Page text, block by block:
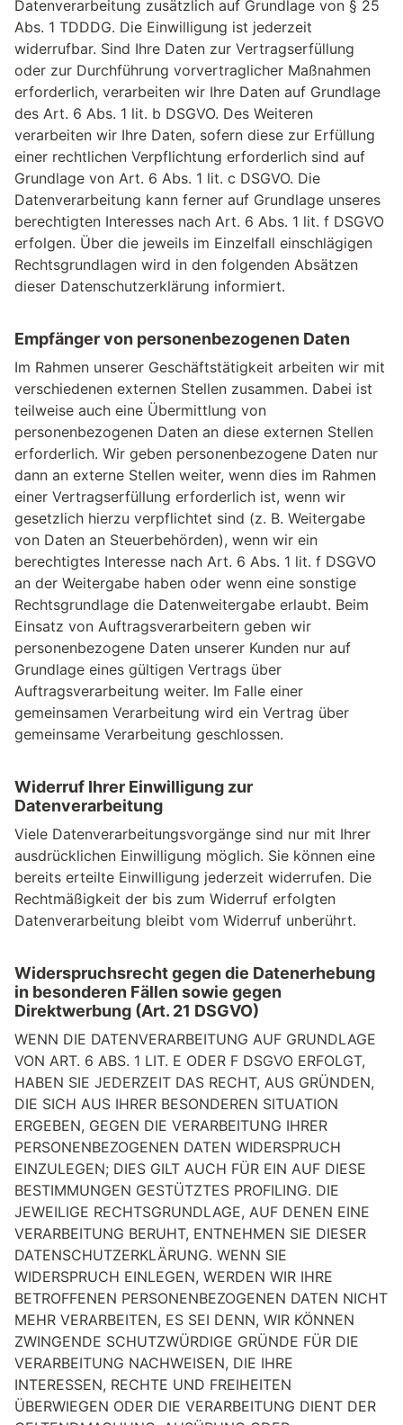
Datenverarbeitung zusätzlich auf Grundlage von § 25
Abs. 1 TDDDG. Die Einwilligung ist jederzeit
widerrufbar. Sind Ihre Daten zur Vertragserfüllung
oder zur Durchführung vorvertraglicher Maßnahmen
erforderlich, verarbeiten wir Ihre Daten auf Grundlage
des Art. 6 Abs. 1 lit. b DSGVO. Des Weiteren
verarbeiten wir Ihre Daten, sofern diese zur Erfüllung
einer rechtlichen Verpflichtung erforderlich sind auf
Grundlage von Art. 6 Abs. 1 lit. c DSGVO. Die
Datenverarbeitung kann ferner auf Grundlage unseres
berechtigten Interesses nach Art. 6 Abs. 1 lit. f DSGVO
erfolgen. Über die jeweils im Einzelfall einschlägigen
Rechtsgrundlagen wird in den folgenden Absätzen
dieser Datenschutzerklärung informiert.
Empfänger von personenbezogenen Daten
Im Rahmen unserer Geschäftstätigkeit arbeiten wir mit
verschiedenen externen Stellen zusammen. Dabei ist
teilweise auch eine Übermittlung von
personenbezogenen Daten an diese externen Stellen
erforderlich. Wir geben personenbezogene Daten nur
dann an externe Stellen weiter, wenn dies im Rahmen
einer Vertragserfüllung erforderlich ist, wenn wir
gesetzlich hierzu verpflichtet sind (z. B. Weitergabe
von Daten an Steuerbehörden), wenn wir ein
berechtigtes Interesse nach Art. 6 Abs. 1 lit. f DSGVO
an der Weitergabe haben oder wenn eine sonstige
Rechtsgrundlage die Datenweitergabe erlaubt. Beim
Einsatz von Auftragsverarbeitern geben wir
personenbezogene Daten unserer Kunden nur auf
Grundlage eines gültigen Vertrags über
Auftragsverarbeitung weiter. Im Falle einer
gemeinsamen Verarbeitung wird ein Vertrag über
gemeinsame Verarbeitung geschlossen.
Widerruf Ihrer Einwilligung zur
Datenverarbeitung
Viele Datenverarbeitungsvorgänge sind nur mit Ihrer
ausdrücklichen Einwilligung möglich. Sie können eine
bereits erteilte Einwilligung jederzeit widerrufen. Die
Rechtmäßigkeit der bis zum Widerruf erfolgten
Datenverarbeitung bleibt vom Widerruf unberührt.
Widerspruchsrecht gegen die Datenerhebung
in besonderen Fällen sowie gegen
Direktwerbung (Art. 21 DSGVO)
WENN DIE DATENVERARBEITUNG AUF GRUNDLAGE
VON ART. 6 ABS. 1 LIT. E ODER F DSGVO ERFOLGT,
HABEN SIE JEDERZEIT DAS RECHT, AUS GRÜNDEN,
DIE SICH AUS IHRER BESONDEREN SITUATION
ERGEBEN, GEGEN DIE VERARBEITUNG IHRER
PERSONENBEZOGENEN DATEN WIDERSPRUCH
EINZULEGEN; DIES GILT AUCH FÜR EIN AUF DIESE
BESTIMMUNGEN GESTÜTZTES PROFILING. DIE
JEWEILIGE RECHTSGRUNDLAGE, AUF DENEN EINE
VERARBEITUNG BERUHT, ENTNEHMEN SIE DIESER
DATENSCHUTZERKLÄRUNG. WENN SIE
WIDERSPRUCH EINLEGEN, WERDEN WIR IHRE
BETROFFENEN PERSONENBEZOGENEN DATEN NICHT
MEHR VERARBEITEN, ES SEI DENN, WIR KÖNNEN
ZWINGENDE SCHUTZWÜRDIGE GRÜNDE FÜR DIE
VERARBEITUNG NACHWEISEN, DIE IHRE
INTERESSEN, RECHTE UND FREIHEITEN
ÜBERWIEGEN ODER DIE VERARBEITUNG DIENT DER